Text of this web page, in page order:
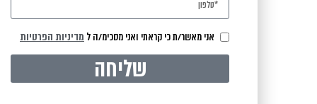
Our Instagram
אני מאשר/ת כי קראתי ואני מסכימ/ה ל מדיניות הפרטיות
שליחה